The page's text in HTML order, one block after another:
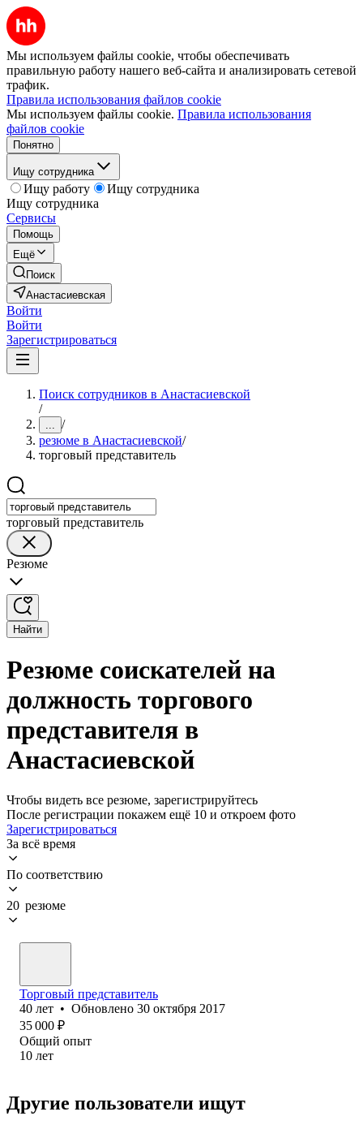
Мы используем файлы cookie, чтобы обеспечивать
правильную работу нашего веб-сайта и анализировать сетевой
трафик.
Правила использования файлов cookie
Мы используем файлы cookie. Правила использования
файлов cookie
Понятно
Ищу сотрудника
Ищу работу
Ищу сотрудника
Ищу сотрудника
Сервисы
Помощь
Ещё
Поиск
Анастасиевская
Войти
Войти
Зарегистрироваться
Поиск сотрудников в Анастасиевской
/
... /
резюме в Анастасиевской/
торговый представитель
торговый представитель
Резюме
Найти
Резюме соискателей на
должность торгового
представителя в
Анастасиевской
Чтобы видеть все резюме, зарегистрируйтесь
После регистрации покажем ещё 10 и откроем фото
Зарегистрироваться
За всё время
По соответствию
20 резюме
Торговый представитель
40 лет • Обновлено 30 октября 2017
35 000 ₽
Общий опыт
10 лет
Другие пользователи ищут